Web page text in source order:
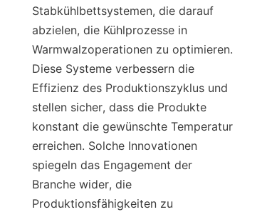
Stabkühlbettsystemen, die darauf
abzielen, die Kühlprozesse in
Warmwalzoperationen zu optimieren.
Diese Systeme verbessern die
Effizienz des Produktionszyklus und
stellen sicher, dass die Produkte
konstant die gewünschte Temperatur
erreichen. Solche Innovationen
spiegeln das Engagement der
Branche wider, die
Produktionsfähigkeiten zu